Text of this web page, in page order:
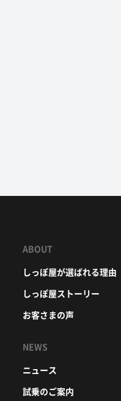
ABOUT
しっぽ屋が選ばれる理由
しっぽ屋ストーリー
お客さまの声
NEWS
ニュース
試乗のご案内